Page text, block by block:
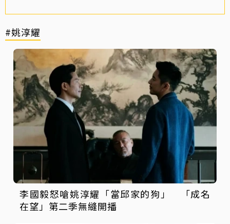
#姚淳耀
李國毅怒嗆姚淳耀「當邱家的狗」 「成名
在望」第二季無縫開播